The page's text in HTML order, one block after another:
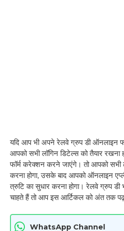
यदि आप भी अपने रेलवे ग्रुप डी ऑनलाइन
आपको सभी लॉगिन डिटेल्स को तैयार
फॉर्म करेक्शन करने जाएंगे। तो आपको सभी
करना होगा, उसके बाद आपको ऑनलाइन
त्रुटि का सुधार करना होगा। रेलवे ग्रुप डी
चाहते हैं तो आप इस आर्टिकल को अंत तक
WhatsApp Channel